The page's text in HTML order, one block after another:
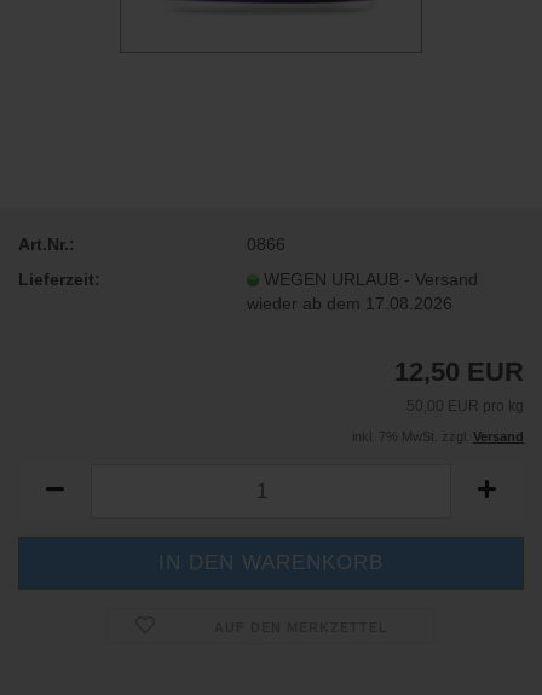
Art.Nr.:
0866
Lieferzeit:
WEGEN URLAUB - Versand
wieder ab dem 17.08.2026
12,50 EUR
50,00 EUR pro kg
inkl. 7% MwSt. zzgl. Versand